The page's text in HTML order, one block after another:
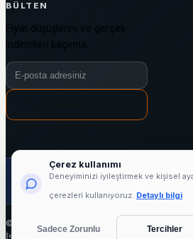
BÜLTEN
Fiyat düşüşlerini ve gerçek
indirimleri kaçırma.
Bülten e-posta adresiniz
1000+ 24876+
© 2026 indirimli.com - Tüm hakları saklıdır.
İşleten: Ajans11 LLC (ABD) · Hizmet bölgesi:
Çerez kullanımı
Deneyiminizi iyileştirmek ve kişisel
çerezleri kullanıyoruz. Detaylı bilgi
Sadece Zorunlu Tercihler